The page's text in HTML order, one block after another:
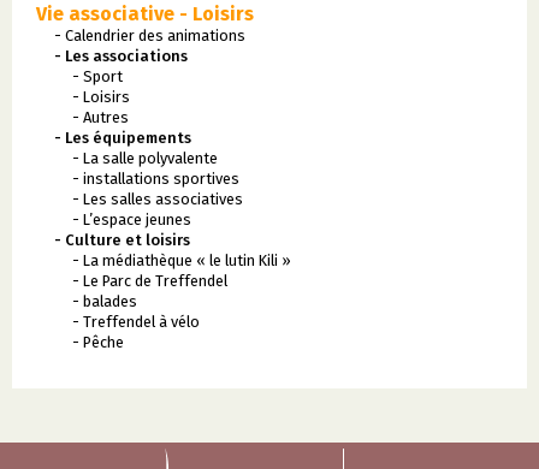
Vie associative - Loisirs
- Calendrier des animations
- Les associations
- Sport
- Loisirs
- Autres
- Les équipements
- La salle polyvalente
- installations sportives
- Les salles associatives
- L’espace jeunes
- Culture et loisirs
- La médiathèque « le lutin Kili »
- Le Parc de Treffendel
- balades
- Treffendel à vélo
- Pêche